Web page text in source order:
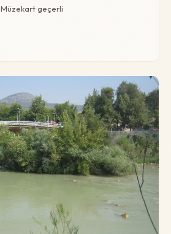
Müzekart geçerli